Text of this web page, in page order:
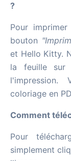
?
Pour
bouton
et Hello Kitty.
la feuille sur
l'impression.
coloriage en
Comment
Pour
simplement